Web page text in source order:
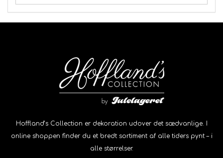
Hoffland’s Collection er dekoration udover det sædvanlige. I
online shoppen finder du et bredt sortiment af alle tiders pynt – i
alle størrelser.